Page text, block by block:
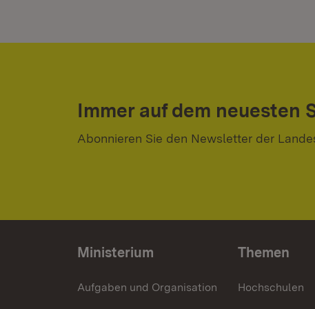
Immer auf dem neuesten
Abonnieren Sie den Newsletter der
Ministerium
Aufgaben und Organisation
Themen
Hochschulen